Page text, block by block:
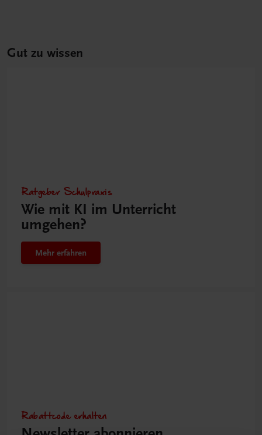
Gut zu wissen
Ratgeber Schulpraxis
Wie mit KI im Unterricht
umgehen?
Mehr erfahren
Rabattcode erhalten